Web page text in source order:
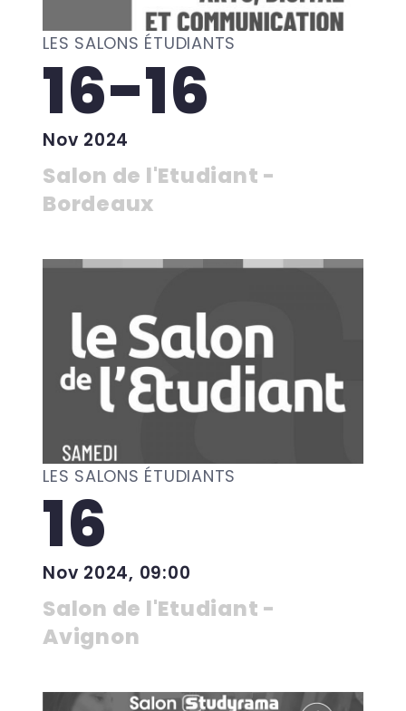
LES SALONS ÉTUDIANTS
16-16
Nov 2024
Salon de l'Etudiant -
Bordeaux
LES SALONS ÉTUDIANTS
16
Nov 2024, 09:00
Salon de l'Etudiant -
Avignon